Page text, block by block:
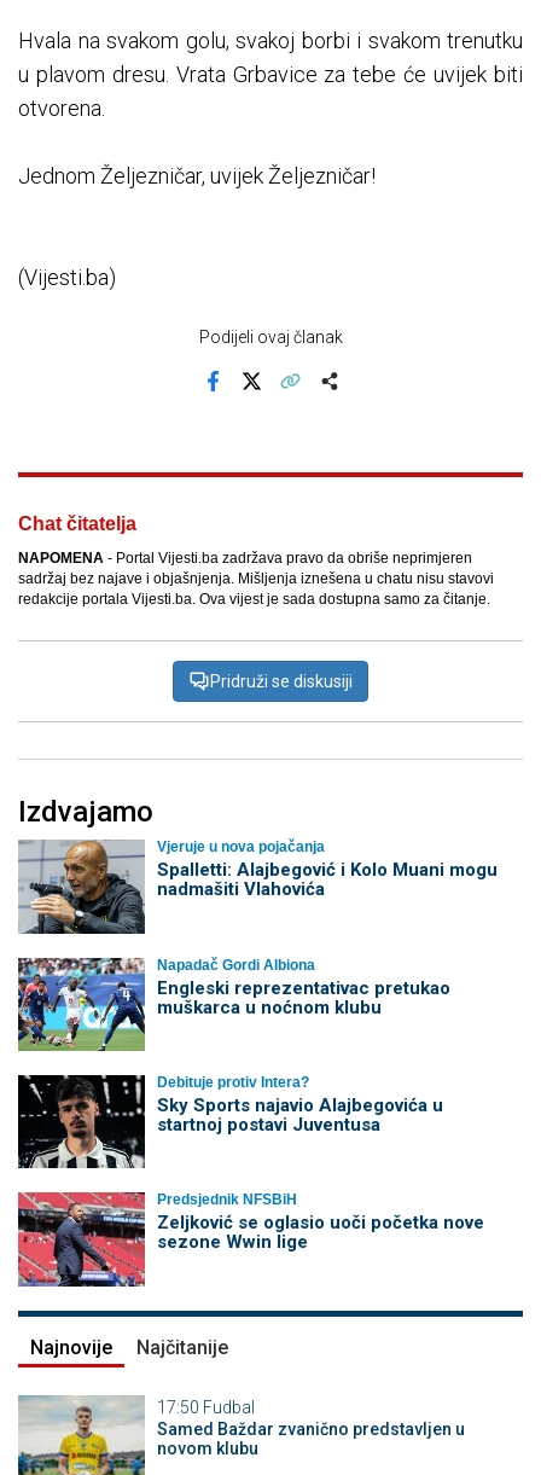
Hvala na svakom golu, svakoj borbi i svakom trenutku
u plavom dresu. Vrata Grbavice za tebe će uvijek biti
otvorena.
Jednom Željezničar, uvijek Željezničar!
(Vijesti.ba)
Podijeli ovaj članak
Chat čitatelja
NAPOMENA - Portal Vijesti.ba zadržava pravo da obriše neprimjeren
sadržaj bez najave i objašnjenja. Mišljenja iznešena u chatu nisu stavovi
redakcije portala Vijesti.ba. Ova vijest je sada dostupna samo za čitanje.
Pridruži se diskusiji
Izdvajamo
Vjeruje u nova pojačanja
Spalletti: Alajbegović i Kolo Muani mogu
nadmašiti Vlahovića
Napadač Gordi Albiona
Engleski reprezentativac pretukao
muškarca u noćnom klubu
Debituje protiv Intera?
Sky Sports najavio Alajbegovića u
startnoj postavi Juventusa
Predsjednik NFSBiH
Zeljković se oglasio uoči početka nove
sezone Wwin lige
Najnovije Najčitanije
17:50 Fudbal
Samed Baždar zvanično predstavljen u
novom klubu